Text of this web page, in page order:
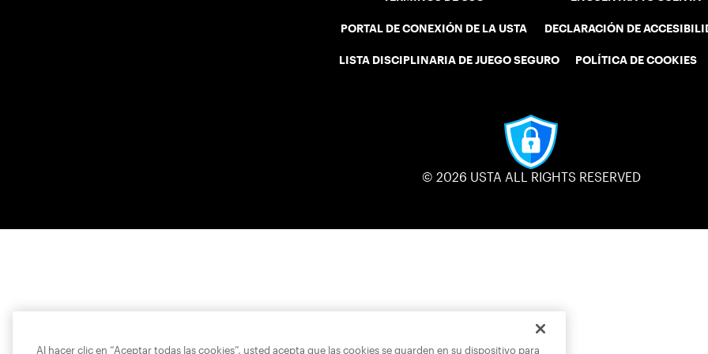
PORTAL DE CONEXIÓN DE LA USTA
LISTA DISCIPLINARIA DE JUEGO SEGURO
DECLARACIÓN DE
POLÍTICA DE COOKIES
© 2026 USTA ALL RIGHTS RESERVED
Al hacer clic en “Aceptar todas las cookies”, usted acepta que las cookies se guarden en su dispositivo para